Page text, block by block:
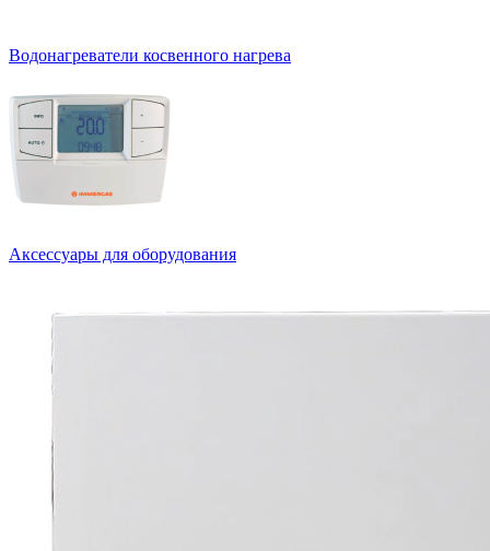
Водонагреватели косвенного нагрева
Аксессуары для оборудования